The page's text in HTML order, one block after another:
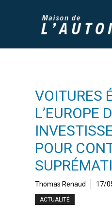
VOITURES
L’EUROPE
POUR
Thomas Renaud 17/
ACTUALITÉ